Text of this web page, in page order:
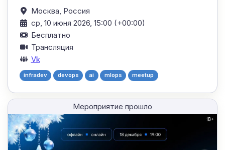
Москва, Россия
ср, 10 июня 2026, 15:00 (+00:00)
Бесплатно
Трансляция
Vk
infradev devops ai mlops meetup
Мероприятие прошло